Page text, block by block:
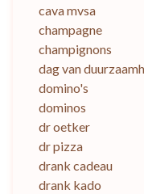
cava mvsa
champagne
champignons
dag van
domino's
dominos
dr oetker
dr pizza
drank cadeau
drank kado